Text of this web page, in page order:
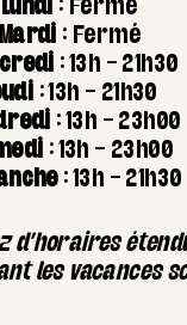
Lundi : Fermé
Mardi : Fermé
: 13h – 21h30
: 13h – 21h30
: 13h – 23h00
: 13h – 23h00
: 13h – 21h30
d’horaires
les vacances